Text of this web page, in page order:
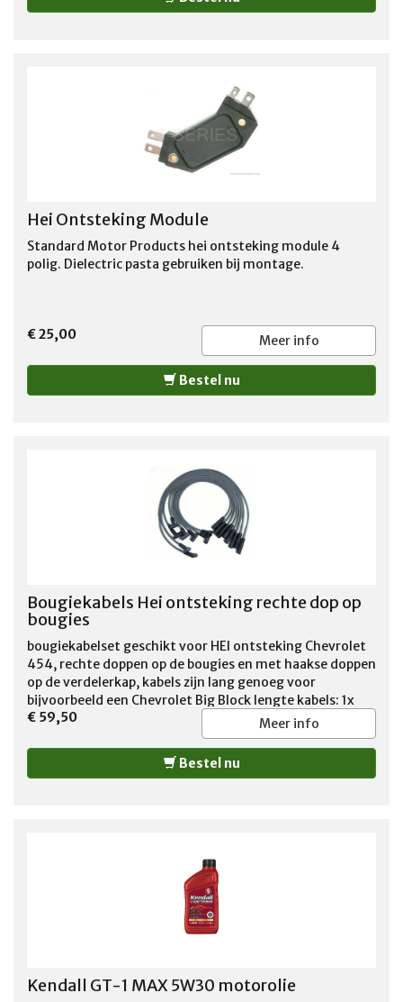
Hei Ontsteking Module
Standard Motor Products hei ontsteking module 4
polig. Dielectric pasta gebruiken bij montage.
€ 25,00 Meer info
Bestel nu
Bougiekabels Hei ontsteking rechte dop op
bougies
bougiekabelset geschikt voor HEI ontsteking Chevrolet
454, rechte doppen op de bougies en met haakse doppen
op de verdelerkap, kabels zijn lang genoeg voor
bijvoorbeeld een Chevrolet Big Block lengte kabels: 1x
68cm 4x 73cm 1x 83cm 1x 93cm 1x 103cm
€ 59,50 Meer info
Bestel nu
Kendall GT-1 MAX 5W30 motorolie